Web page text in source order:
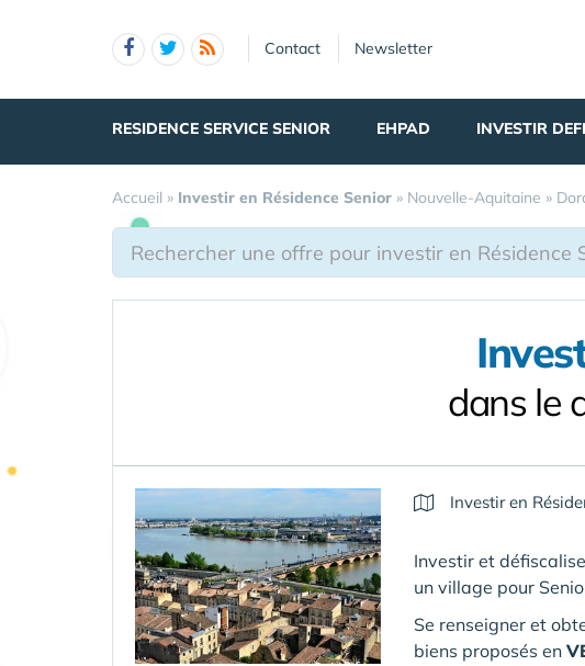
Contact Newsletter
RESIDENCE SERVICE SENIOR EHPAD INVESTIR
Accueil » Investir en Résidence Senior » Nouvelle-Aquitaine »
dans le
Investir en
Investir et
un village pour
Se renseigner et
biens proposés en